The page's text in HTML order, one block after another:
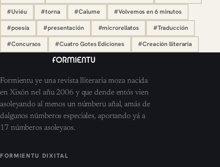
#Uviéu #torna #Calume #Volvemos en 6 minutos
#poesía #presentación #microrellatos #Traducción
#Concursos #Cuatro Gotes Ediciones #Creación lliteraria
Formientu ye una revista lliteraria moza nacida
en Xixón nel añu 2006 y que dende entós vien
asoleyando al menos un númberu añal, amás de
dalgunos númberos especiales, aportando yá a
17 númberos asoleyaos.
FORMIENTU DIXITAL